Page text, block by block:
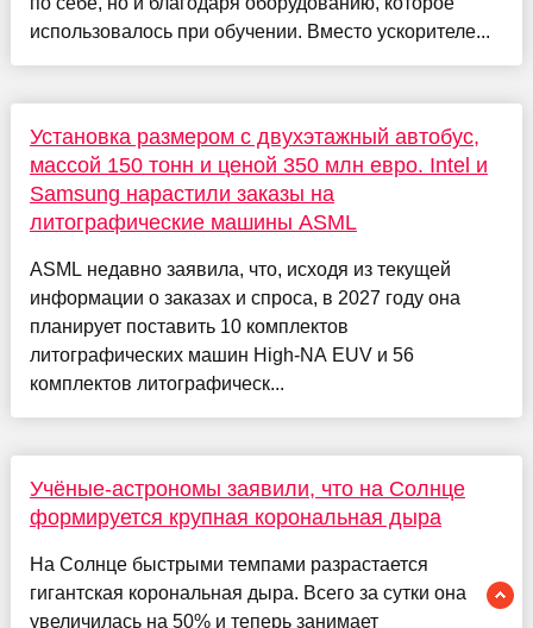
использовалось при обучении. Вместо ускорителе...
Установка размером с двухэтажный автобус,
массой 150 тонн и ценой 350 млн евро. Intel и
Samsung нарастили заказы на
литографические машины ASML
ASML недавно заявила, что, исходя из текущей
информации о заказах и спроса, в 2027 году она
планирует поставить 10 комплектов
литографических машин High-NA EUV и 56
комплектов литографическ...
Учёные-астрономы заявили, что на Солнце
формируется крупная корональная дыра
На Солнце быстрыми темпами разрастается
гигантская корональная дыра. Всего за сутки она
увеличилась на 50% и теперь занимает